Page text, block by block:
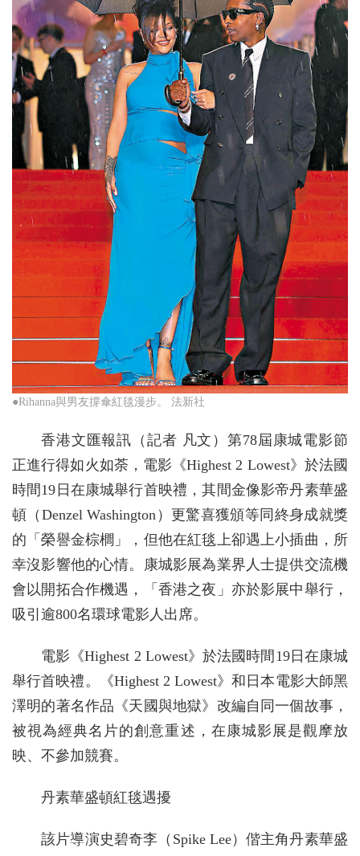
●Rihanna與男友撐傘紅毯漫步。 法新社
香港文匯報訊（記者 凡文）第78屆康城電影節
正進行得如火如荼，電影《Highest 2 Lowest》於法國
時間19日在康城舉行首映禮，其間金像影帝丹素華盛
頓（Denzel Washington）更驚喜獲頒等同終身成就獎
的「榮譽金棕櫚」，但他在紅毯上卻遇上小插曲，所
幸沒影響他的心情。康城影展為業界人士提供交流機
會以開拓合作機遇，「香港之夜」亦於影展中舉行，
吸引逾800名環球電影人出席。
電影《Highest 2 Lowest》於法國時間19日在康城
舉行首映禮。《Highest 2 Lowest》和日本電影大師黑
澤明的著名作品《天國與地獄》改編自同一個故事，
被視為經典名片的創意重述，在康城影展是觀摩放
映、不參加競賽。
丹素華盛頓紅毯遇擾
該片導演史碧奇李（Spike Lee）偕主角丹素華盛